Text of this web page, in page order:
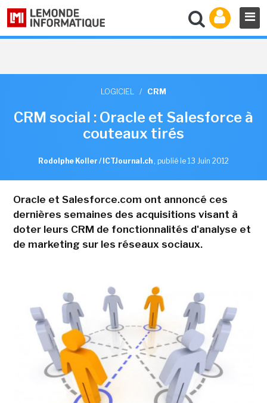
LOGICIEL / CRM
CRM social : Oracle et Salesforce à
couteaux tirés
Rodolphe Koller / ICTJournal.ch , publié le 13 Juin 2012
Oracle et Salesforce.com ont annoncé ces
dernières semaines des acquisitions visant à
doter leurs CRM de fonctionnalités d'analyse et
de marketing sur les réseaux sociaux.